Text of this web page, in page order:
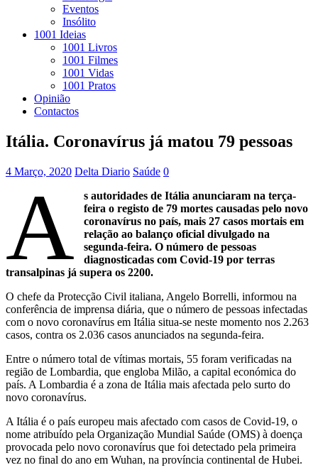
Eventos
Insólito
1001 Ideias
1001 Livros
1001 Filmes
1001 Vidas
1001 Pratos
Opinião
Contactos
Itália. Coronavírus já matou 79 pessoas
4 Março, 2020 Delta Diario Saúde 0
A
s autoridades de Itália anunciaram na terça-
feira o registo de 79 mortes causadas pelo novo
coronavírus no país, mais 27 casos mortais em
relação ao balanço oficial divulgado na
segunda-feira. O número de pessoas
diagnosticadas com Covid-19 por terras
transalpinas já supera os 2200.
O chefe da Protecção Civil italiana, Angelo Borrelli, informou na
conferência de imprensa diária, que o número de pessoas infectadas
com o novo coronavírus em Itália situa-se neste momento nos 2.263
casos, contra os 2.036 casos anunciados na segunda-feira.
Entre o número total de vítimas mortais, 55 foram verificadas na
região de Lombardia, que engloba Milão, a capital económica do
país. A Lombardia é a zona de Itália mais afectada pelo surto do
novo coronavírus.
A Itália é o país europeu mais afectado com casos de Covid-19, o
nome atribuído pela Organização Mundial Saúde (OMS) à doença
provocada pelo novo coronavírus que foi detectado pela primeira
vez no final do ano em Wuhan, na província continental de Hubei.